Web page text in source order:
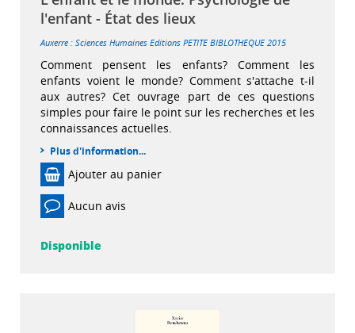
l'enfant - État des lieux
Auxerre : Sciences Humaines Editions PETITE BIBLOTHEQUE 2015
Comment pensent les enfants? Comment les
enfants voient le monde? Comment s'attache t-il
aux autres? Cet ouvrage part de ces questions
simples pour faire le point sur les recherches et les
connaissances actuelles.
Plus d'information...
Ajouter au panier
Aucun avis
Disponible